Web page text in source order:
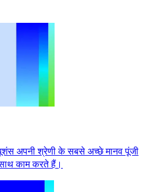
अपनी श्रेणी के सबसे अच्छे मानव पूंजी
काम करते हैं।​​